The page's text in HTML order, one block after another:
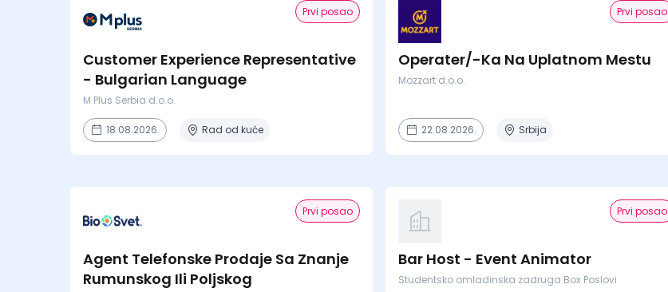
Prvi posao
Customer Experience Representative
- Bulgarian Language
M Plus Serbia d.o.o.
18.08.2026. Rad od kuće
Prvi posao
Operater/-Ka Na Uplatnom Mestu
Mozzart d.o.o.
22.08.2026. Srbija
Prvi posao
Agent Telefonske Prodaje Sa Znanje
Rumunskog Ili Poljskog
Prvi posao
Bar Host - Event Animator
Studentsko omladinska zadruga Box Poslovi